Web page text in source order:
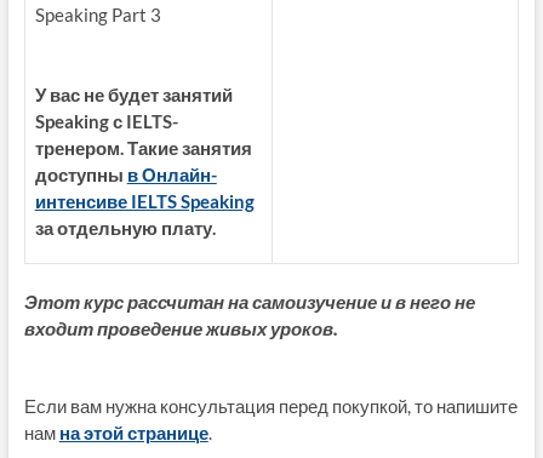
Speaking Part 3
У вас не будет занятий
Speaking с IELTS-
тренером. Такие занятия
доступны в Онлайн-
интенсиве IELTS Speaking
за отдельную плату.
Этот курс рассчитан на самоизучение и в него не
входит проведение живых уроков.
Если вам нужна консультация перед покупкой, то напишите
нам на этой странице.